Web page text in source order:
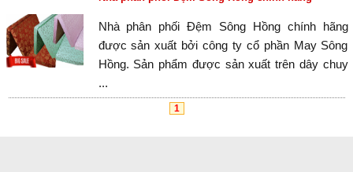
Nhà phân phối Đệm Sông Hồng chính hãng
được sản xuất bởi công ty cổ phần May Sông
Hồng. Sản phẩm được sản xuất trên dây chuy
...
1